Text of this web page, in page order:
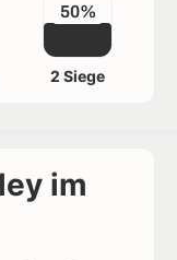
50%
2 Siege
im